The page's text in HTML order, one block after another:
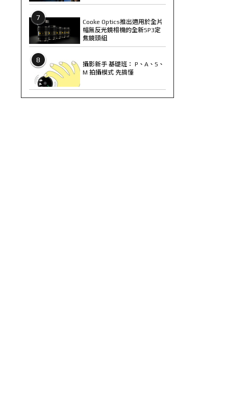
7
Cooke Optics推出適用於全片
幅無反光鏡相機的全新SP3定
焦鏡頭組
8
攝影新手 基礎班： P、A、S、
M 拍攝模式 先搞懂